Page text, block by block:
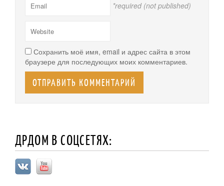
*required (not published)
Сохранить моё имя, email и адрес сайта в этом
браузере для последующих моих комментариев.
ДРДОМ В СОЦСЕТЯХ: